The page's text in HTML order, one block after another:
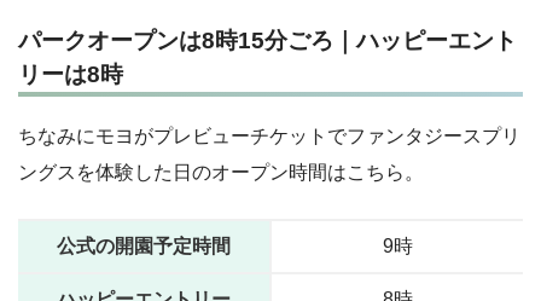
パークオープンは8時15分ごろ｜ハッピーエント
リーは8時
ちなみにモヨがプレビューチケットでファンタジースプリ
ングスを体験した日のオープン時間はこちら。
公式の開園予定時間 9時